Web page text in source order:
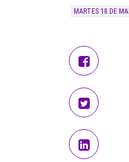
MARTES 18 DE